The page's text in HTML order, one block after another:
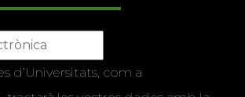
d’Universitats, com a